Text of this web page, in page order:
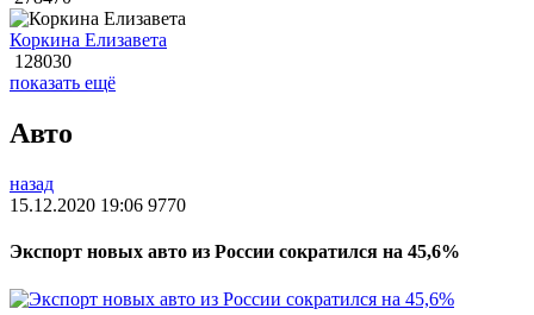
Коркина Елизавета
128030
показать ещё
Авто
назад
15.12.2020 19:06 9770
Экспорт новых авто из России сократился на 45,6%